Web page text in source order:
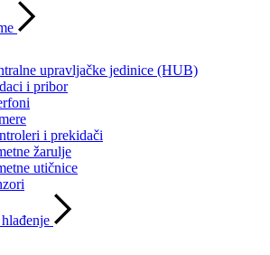
upravljačke jedinice (HUB)
i pribor
i prekidači
žarulje
utičnice